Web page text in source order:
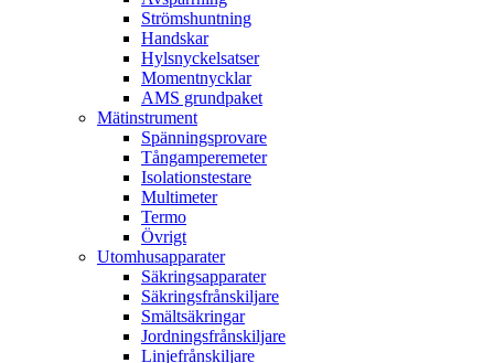
Strömshuntning
Handskar
Hylsnyckelsatser
Momentnycklar
AMS grundpaket
Mätinstrument
Spänningsprovare
Tångamperemeter
Isolationstestare
Multimeter
Termo
Övrigt
Utomhusapparater
Säkringsapparater
Säkringsfrånskiljare
Smältsäkringar
Jordningsfrånskiljare
Linjefrånskiljare